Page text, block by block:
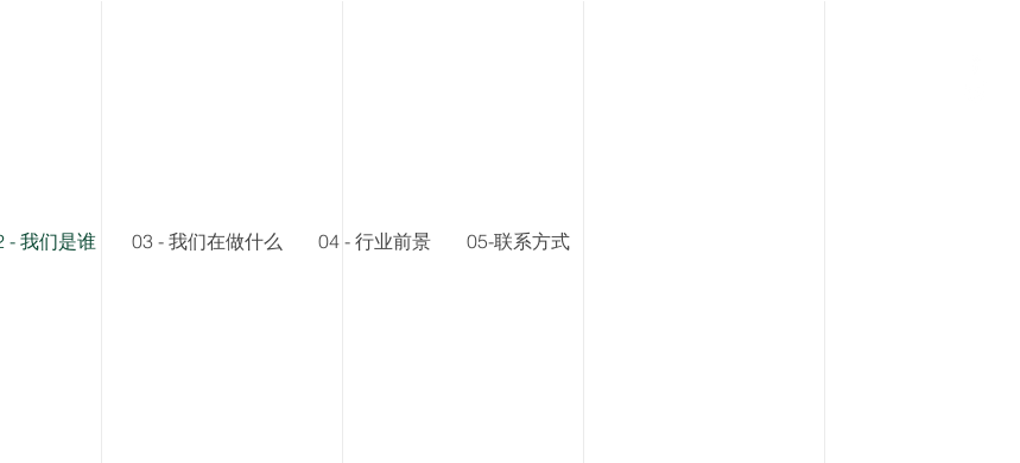
- 我们是谁 03 - 我们在做什么 04 - 行业前景 05-联系方式